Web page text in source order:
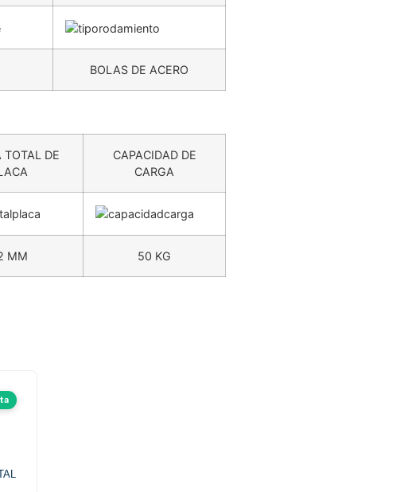
BOLAS DE ACERO
TOTAL DE
CAPACIDAD DE
CARGA
MM 50 KG